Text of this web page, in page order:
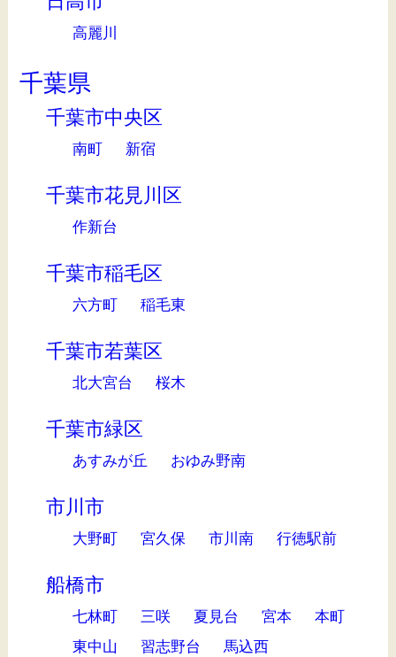
高麗川
千葉県
千葉市中央区
南町 新宿
千葉市花見川区
作新台
千葉市稲毛区
六方町 稲毛東
千葉市若葉区
北大宮台 桜木
千葉市緑区
あすみが丘 おゆみ野南
市川市
大野町 宮久保 市川南 行徳駅前
船橋市
七林町 三咲 夏見台 宮本
本町
東中山
習志野台 馬込西